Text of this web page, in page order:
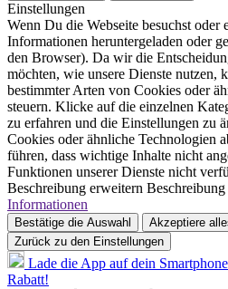
Einstellungen
Wenn Du die Webseite besuchst oder
Informationen heruntergeladen oder
den Browser). Da wir die
möchten, wie unsere Dienste nutzen,
bestimmter Arten von Cookies oder
steuern. Klicke auf die einzelnen
zu erfahren und die Einstellungen zu
Cookies oder ähnliche Technologien
führen, dass wichtige Inhalte nicht
Funktionen unserer Dienste nicht
Beschreibung erweitern
Informationen
Bestätige die Auswahl
Akzeptiere
Zurück zu den Einstellungen
Lade die App auf dein
Rabatt!